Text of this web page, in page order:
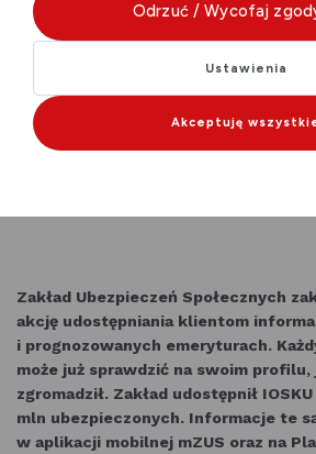
Zakład Ubezpieczeń Społecznych
akcję udostępniania klientom
i prognozowanych emeryturach.
może już sprawdzić na swoim profilu,
zgromadził. Zakład udostępnił
mln ubezpieczonych. Informacje te
w aplikacji mobilnej mZUS oraz na
Odrzuć / Wycofaj
Ustawienia
Akceptuję